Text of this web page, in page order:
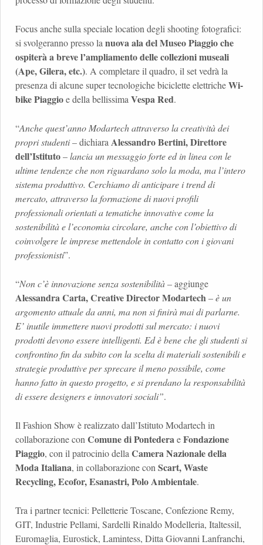
Focus anche sulla speciale location degli shooting fotografici:
si svolgeranno presso la nuova ala del Museo Piaggio che
ospiterà a breve l’ampliamento delle collezioni museali
(Ape, Gilera, etc.). A completare il quadro, il set vedrà la
presenza di alcune super tecnologiche biciclette elettricheWi-
bike Piaggioe della bellissima Vespa Red.
“Anche quest’anno Modartech attraverso la creatività dei
propri studenti– dichiara Alessandro Bertini, Direttore
dell’Istituto–lancia un messaggio forte ed in linea con le
ultime tendenze che non riguardano solo la moda, ma l’intero
sistema produttivo. Cerchiamo di anticipare i trend di
mercato, attraverso la formazione di nuovi profili
professionali orientati a tematiche innovative come la
sostenibilità e l’economia circolare, anche con l’obiettivo di
coinvolgere le imprese mettendole in contatto con i giovani
professionisti”.
“Non c’è innovazione senza sostenibilità– aggiunge
Alessandra Carta, Creative Director Modartech–è un
argomento attuale da anni, ma non si finirà mai di parlarne.
E’ inutile immettere nuovi prodotti sul mercato: i nuovi
prodotti devono essere intelligenti. Ed è bene che gli studenti si
confrontino fin da subito con la scelta di materiali sostenibili e
strategie produttive per sprecare il meno possibile, come
hanno fatto in questo progetto, e si prendano la responsabilità
di essere designers e innovatori sociali”.
Il Fashion Show è realizzato dall’Istituto Modartech in
collaborazione con Comune di PontederaeFondazione
Piaggio, con il patrocinio della Camera Nazionale della
Moda Italiana, in collaborazione con Scart, Waste
Recycling, Ecofor, Esanastri, Polo Ambientale.
Tra i partner tecnici: Pelletterie Toscane, Confezione Remy,
GIT, Industrie Pellami, Sardelli Rinaldo Modelleria, Italtessil,
Euromaglia, Eurostick, Lamintess, Ditta Giovanni Lanfranchi,